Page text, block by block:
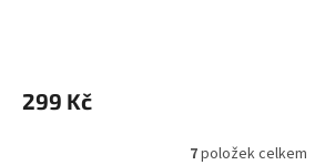
299 Kč
7položek celkem